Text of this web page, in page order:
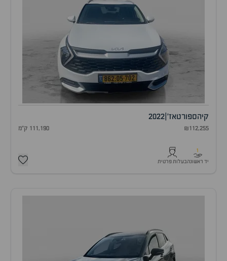
קיהספורטאז' 2022
₪112,255 111,190 ק"מ
1
יד ראשונהבעלות פרטית